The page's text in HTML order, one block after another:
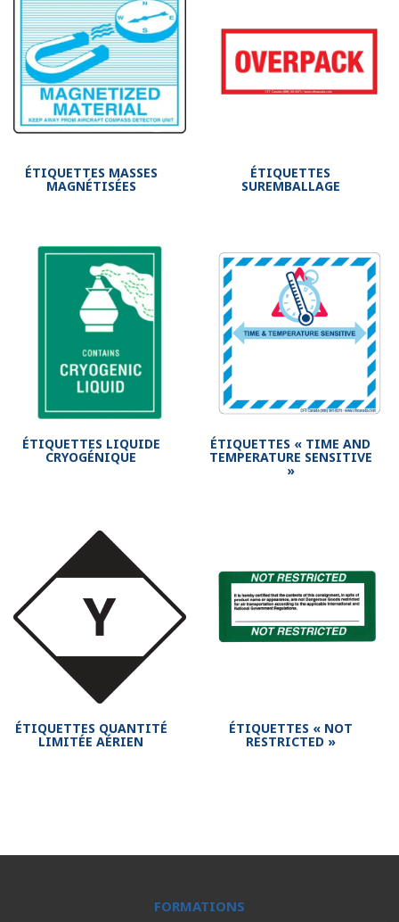
ÉTIQUETTES MASSES
MAGNÉTISÉES
ÉTIQUETTES
SUREMBALLAGE
ÉTIQUETTES LIQUIDE
CRYOGÉNIQUE
ÉTIQUETTES « TIME AND
TEMPERATURE SENSITIVE
»
ÉTIQUETTES QUANTITÉ
LIMITÉE AÉRIEN
ÉTIQUETTES « NOT
RESTRICTED »
FORMATIONS